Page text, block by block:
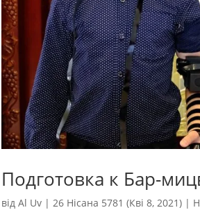
Подготовка к Бар-
відAl Uv |26 Нісана 5781 (Кві 8, 2021) |